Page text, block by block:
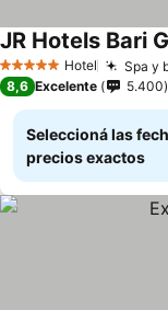
5 Estrellas Hotel Spa y
JR Hotels Bari
8,6 Excelente 5.400
Seleccioná las
precios exactos